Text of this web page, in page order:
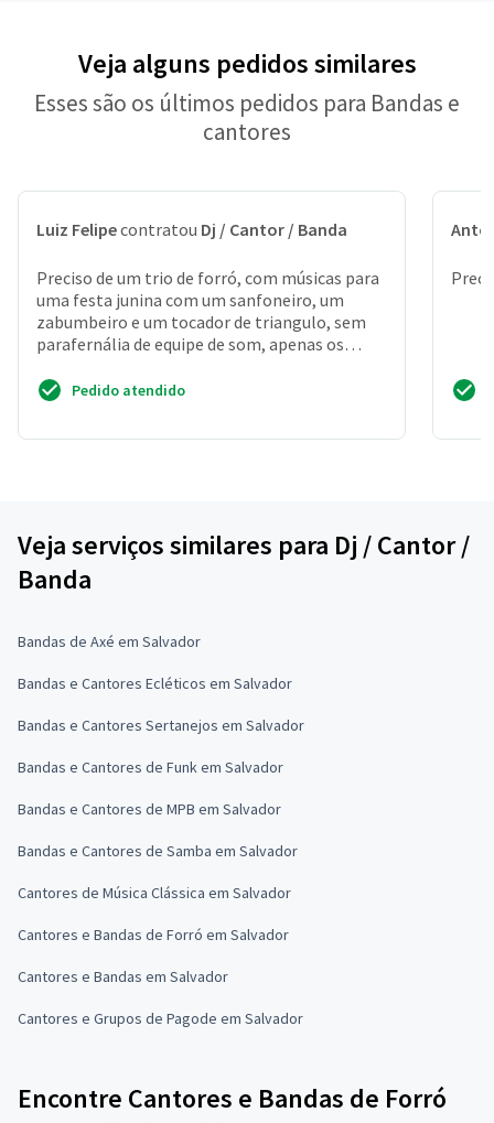
Veja alguns pedidos similares
Esses são os últimos pedidos para Bandas e
cantores
Luiz Felipecontratou Dj / Cantor / Banda
Preciso de um trio de forró, com músicas para
uma festa junina com um sanfoneiro, um
zabumbeiro e um tocador de triangulo, sem
parafernália de equipe de som, apenas os
Pedido atendido
Veja serviços similares para Dj / Cantor /
Banda
Bandas de Axé em Salvador
Bandas e Cantores Ecléticos em Salvador
Bandas e Cantores Sertanejos em Salvador
Bandas e Cantores de Funk em Salvador
Bandas e Cantores de MPB em Salvador
Bandas e Cantores de Samba em Salvador
Cantores de Música Clássica em Salvador
Cantores e Bandas de Forró em Salvador
Cantores e Bandas em Salvador
Cantores e Grupos de Pagode em Salvador
Encontre Cantores e Bandas de Forró